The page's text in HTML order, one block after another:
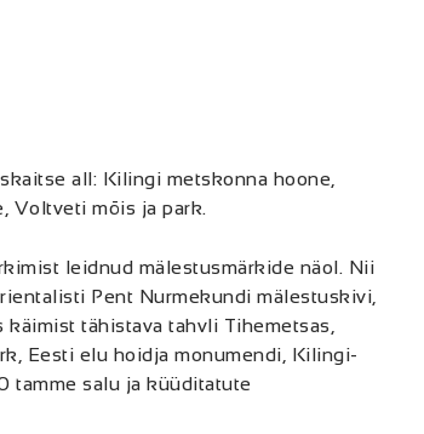
all: Kilingi metskonna hoone,
Voltveti mõis ja park.
leidnud mälestusmärkide näol. Nii
Pent Nurmekundi mälestuskivi,
tähistava tahvli Tihemetsas,
Eesti elu hoidja monumendi, Kilingi-
tamme salu ja küüditatute